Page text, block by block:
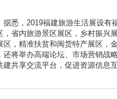
，2019福建旅游生活展设有福
，省内旅游景区展区，乡村振兴
区，精准扶贫和闽货特产展区，
还将举办高端论坛、市场营销战
建共享交流平台，促进资源信息互